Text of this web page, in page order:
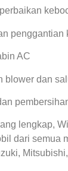
penggantian
AC
blower dan
lengkap,
dari semua